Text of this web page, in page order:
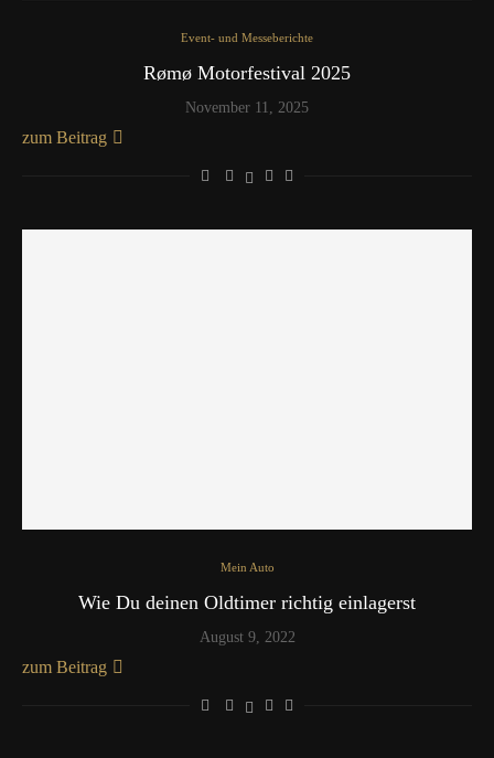
Event- und Messeberichte
Rømø Motorfestival 2025
November 11, 2025
zum Beitrag
Mein Auto
Wie Du deinen Oldtimer richtig einlagerst
August 9, 2022
zum Beitrag